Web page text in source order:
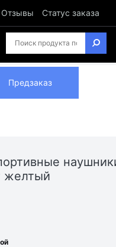
Отзывы Статус заказа
Предзаказ
желтый